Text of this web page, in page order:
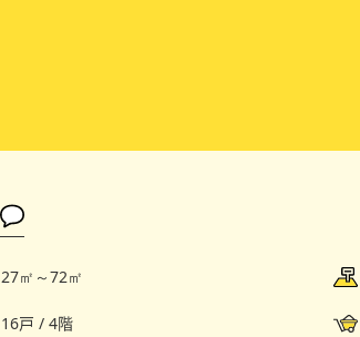
27㎡～72㎡
16戸 / 4階